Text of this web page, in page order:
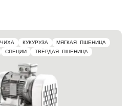
КУКУРУЗА
МЯГКАЯ ПШЕНИЦА
СПЕЦИИ ТВЁРДАЯ ПШЕНИЦА